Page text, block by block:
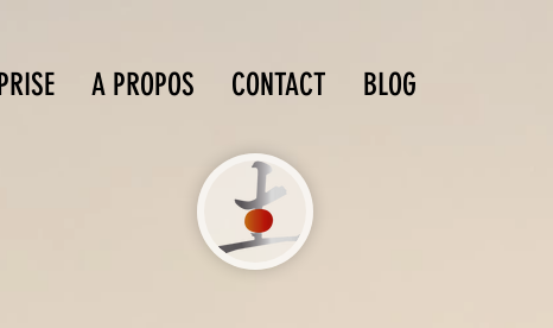
A PROPOS CONTACT BLOG